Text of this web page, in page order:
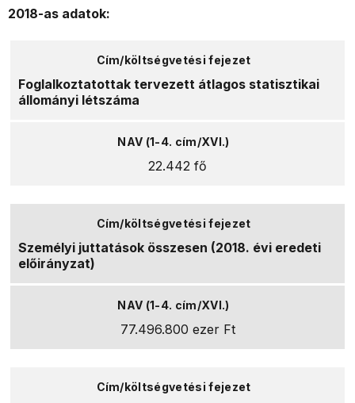
2018-as adatok:
Foglalkoztatottak tervezett átlagos statisztikai
állományi létszáma
22.442 fő
Személyi juttatások összesen (2018. évi eredeti
előirányzat)
77.496.800 ezer Ft